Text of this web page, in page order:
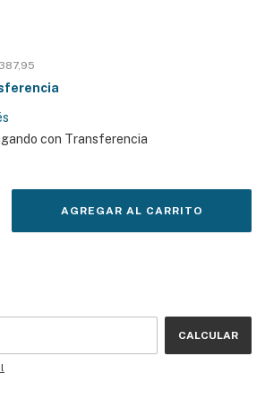
con Transferencia
CALCULAR